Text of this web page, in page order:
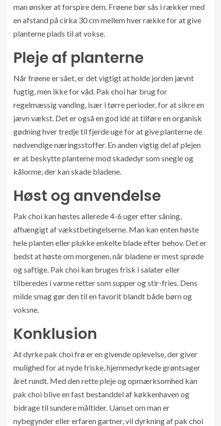
man ønsker at forspire dem. Frøene bør sås i rækker med
en afstand på cirka 30 cm mellem hver række for at give
planterne plads til at vokse.
Pleje af planterne
Når frøene er sået, er det vigtigt at holde jorden jævnt
fugtig, men ikke for våd. Pak choi har brug for
regelmæssig vanding, især i tørre perioder, for at sikre en
jævn vækst. Det er også en god idé at tilføre en organisk
gødning hver tredje til fjerde uge for at give planterne de
nødvendige næringsstoffer. En anden vigtig del af plejen
er at beskytte planterne mod skadedyr som snegle og
kålorme, der kan skade bladene.
Høst og anvendelse
Pak choi kan høstes allerede 4-6 uger efter såning,
afhængigt af vækstbetingelserne. Man kan enten høste
hele planten eller plukke enkelte blade efter behov. Det er
bedst at høste om morgenen, når bladene er mest sprøde
og saftige. Pak choi kan bruges frisk i salater eller
tilberedes i varme retter som supper og stir-fries. Dens
milde smag gør den til en favorit blandt både børn og
voksne.
Konklusion
At dyrke pak choi frø er en givende oplevelse, der giver
mulighed for at nyde friske, hjemmedyrkede grøntsager
året rundt. Med den rette pleje og opmærksomhed kan
pak choi blive en fast bestanddel af køkkenhaven og
bidrage til sundere måltider. Uanset om man er
nybegynder eller erfaren gartner, vil dyrkning af pak choi